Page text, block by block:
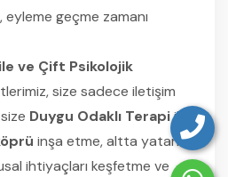
geçme zamanı
ve Çift Psikolojik
size sadece iletişim
Duygu Odaklı Terapiile
inşa etme, altta yatan
ihtiyaçları keşfetme ve